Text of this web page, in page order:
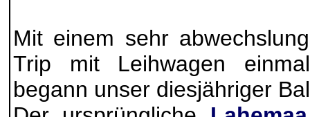
Mit einem sehr
Trip mit Leihwagen
begann unser diesjähriger